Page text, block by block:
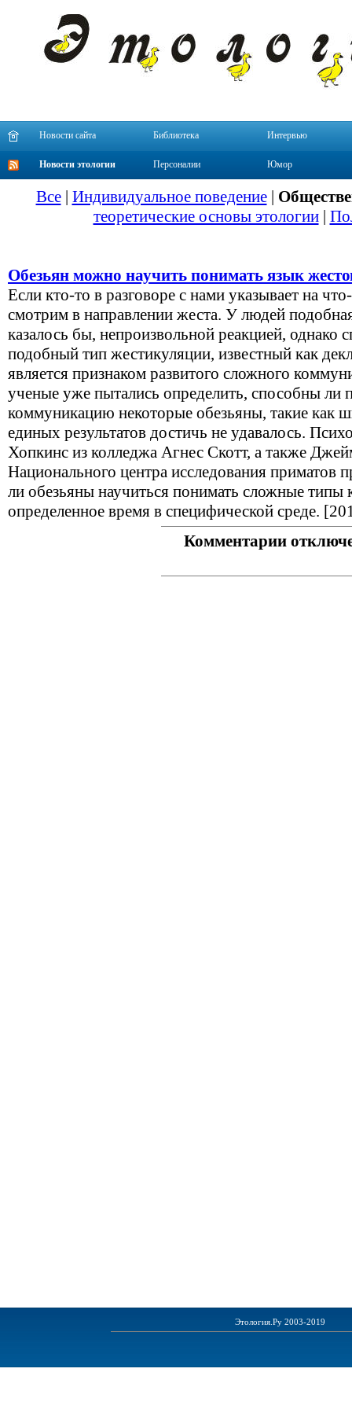
Новости сайта Библиотека Интервью
Новости этологии Персоналии Юмор
Все| Индивидуальное поведение|
теоретические основы этологии|
Обезьян можно научить понимать язык
Если кто-то в разговоре с нами указывает на
смотрим в направлении жеста. У людей
казалось бы, непроизвольной реакцией, однако
подобный тип жестикуляции, известный как
является признаком развитого сложного
ученые уже пытались определить, способны ли
коммуникацию некоторые обезьяны, такие как
единых результатов достичь не удавалось.
Хопкинс из колледжа Агнес Скотт, а также
Национального центра исследования приматов
ли обезьяны научиться понимать сложные типы
определенное время в специфической среде.
Комментарии
Этология.Ру 2003-2019